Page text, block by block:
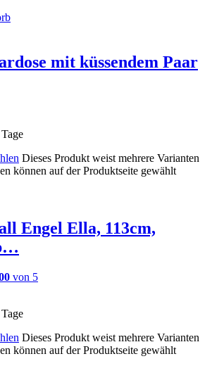
mit küssendem Paar
Dieses Produkt weist mehrere Varianten
können auf der Produktseite gewählt
Engel Ella, 113cm,
von 5
Dieses Produkt weist mehrere Varianten
können auf der Produktseite gewählt